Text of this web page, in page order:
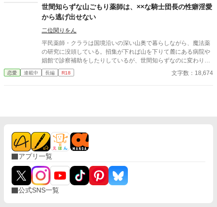
しかも、彼の命令はちょっと普通じゃない。 「掃除だけじゃダメ
だろ？ ご主人様の癒しも、メイドの大事な仕事だろ？」 手を握
られるたび、耳元で囁かれるたび、心臓がバクバクする。 なの
に、ひなたの体はどんどん反応してしまって…。 怒ったり照れた
りしながらも、次第に蓮に惹かれていくひなた。 だけど、彼には
まだ知られていない秘密があって―― 「…ほんとは、ずっと前か
ら、私…」 ただのメイドなんかじゃ終わりたくない。 恋と欲望が
交差する、ちょっぴり危険な主従ラブストーリー。
世間知らずな山ごもり薬師は、××な騎士団長の性癖淫愛
から逃げ出せない
二位関りをん
平民薬師・クララは国境沿いの深い山奥で暮らしながら、魔法薬
の研究に没頭している。招集が下れば山を下りて麓にある病院や
娼館で診察補助をしたりしているが、世間知らずなのに変わりは
ない。 ある日、山の中で倒れている男性を発見。彼はなんと騎士
団長・レイルドで女嫌いの噂を持つ人物だった。 当然女嫌いの噂
恋愛 連載中 長編 R18 文字数：18,674
アプリ一覧
公式SNS一覧